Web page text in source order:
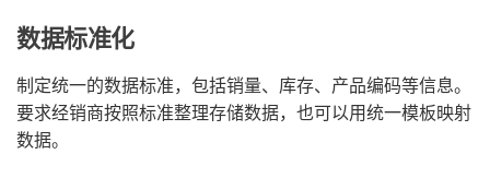
数据标准化
制定统一的数据标准，包括销量、库存、产品编码等信息。
要求经销商按照标准整理存储数据，也可以用统一模板映射
数据。